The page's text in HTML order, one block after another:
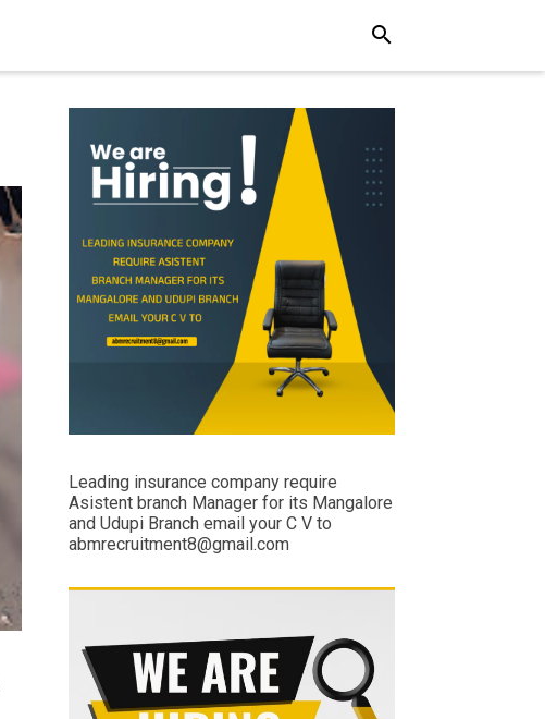
search
Leading insurance company require
Asistent branch Manager for its Mangalore
and Udupi Branch email your C V to
abmrecruitment8@gmail.com